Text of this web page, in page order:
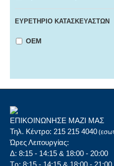
ΕΥΡΕΤΉΡΙΟ ΚΑΤΑΣΚΕΥΑΣΤΏΝ
ΟΕΜ
ΕΠΙΚΟΙΝΩΝΗΣΕ ΜΑΖΙ ΜΑΣ
Τηλ. Κέντρο: 215 215 4040
Ώρες Λειτουργίας:
Δ: 8:15 - 14:15 & 18:00 - 20:00
Τρ: 8:15 - 14:15 & 18:00 - 21:00